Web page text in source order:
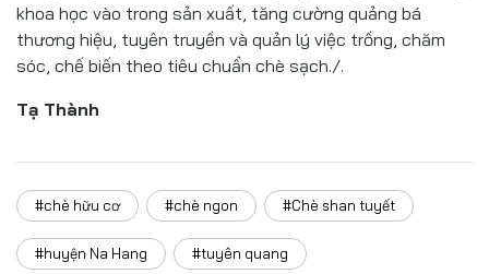
khoa học vào trong sản xuất, tăng cường quảng bá
thương hiệu, tuyên truyền và quản lý việc trồng, chăm
sóc, chế biến theo tiêu chuẩn chè sạch./.
Tạ Thành
#chè hữu cơ #chè ngon #Chè shan tuyết
#huyện Na Hang #tuyên quang